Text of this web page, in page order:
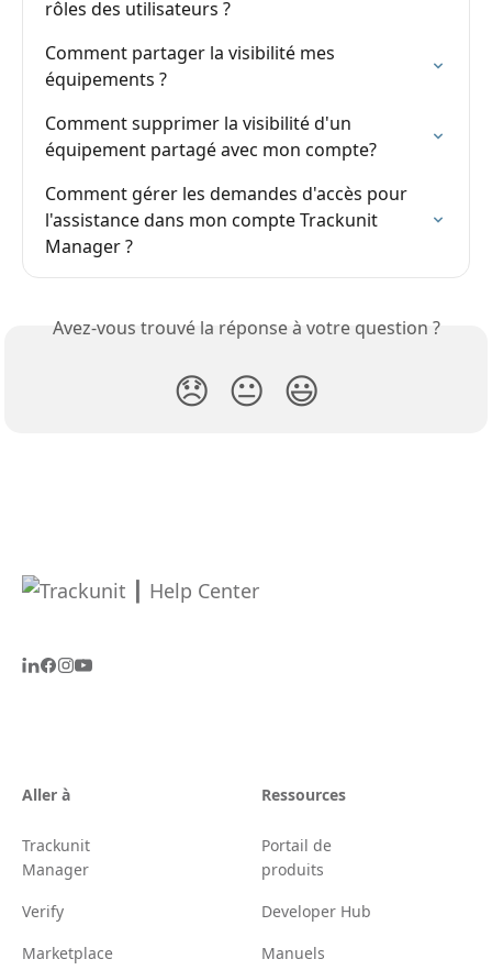
rôles des utilisateurs ?
Comment partager la visibilité mes
équipements ?
Comment supprimer la visibilité d'un
équipement partagé avec mon compte?
Comment gérer les demandes d'accès pour
l'assistance dans mon compte Trackunit
Manager ?
Avez-vous trouvé la réponse à votre question ?
😞 😐 😃
Aller à
Trackunit
Manager
Verify
Marketplace
Ressources
Portail de
produits
Developer Hub
Manuels